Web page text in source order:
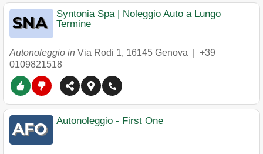
Syntonia Spa | Noleggio Auto a Lungo
Termine
Autonoleggio in Via Rodi 1, 16145 Genova
+39
0109821518
Autonoleggio - First One